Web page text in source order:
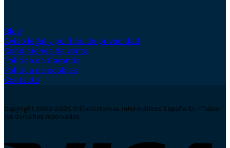
Blog
Aviso legal y política de privacidad
Condiciones de venta
Política de Garantía
Política de cookies
Contacto
Copyright 2022-2025 © Ecosistemas Informáticos España SL – Todos
los derechos reservados